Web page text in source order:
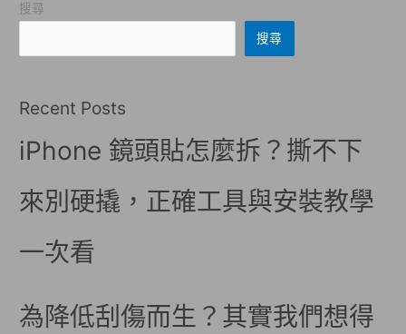
搜尋
搜尋
Recent Posts
iPhone 鏡頭貼怎麼拆？撕不下
來別硬撬，正確工具與安裝教學
一次看
為降低刮傷而生？其實我們想得